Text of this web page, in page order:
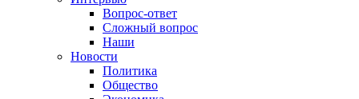
Вопрос-ответ
Сложный вопрос
Наши
Новости
Политика
Общество